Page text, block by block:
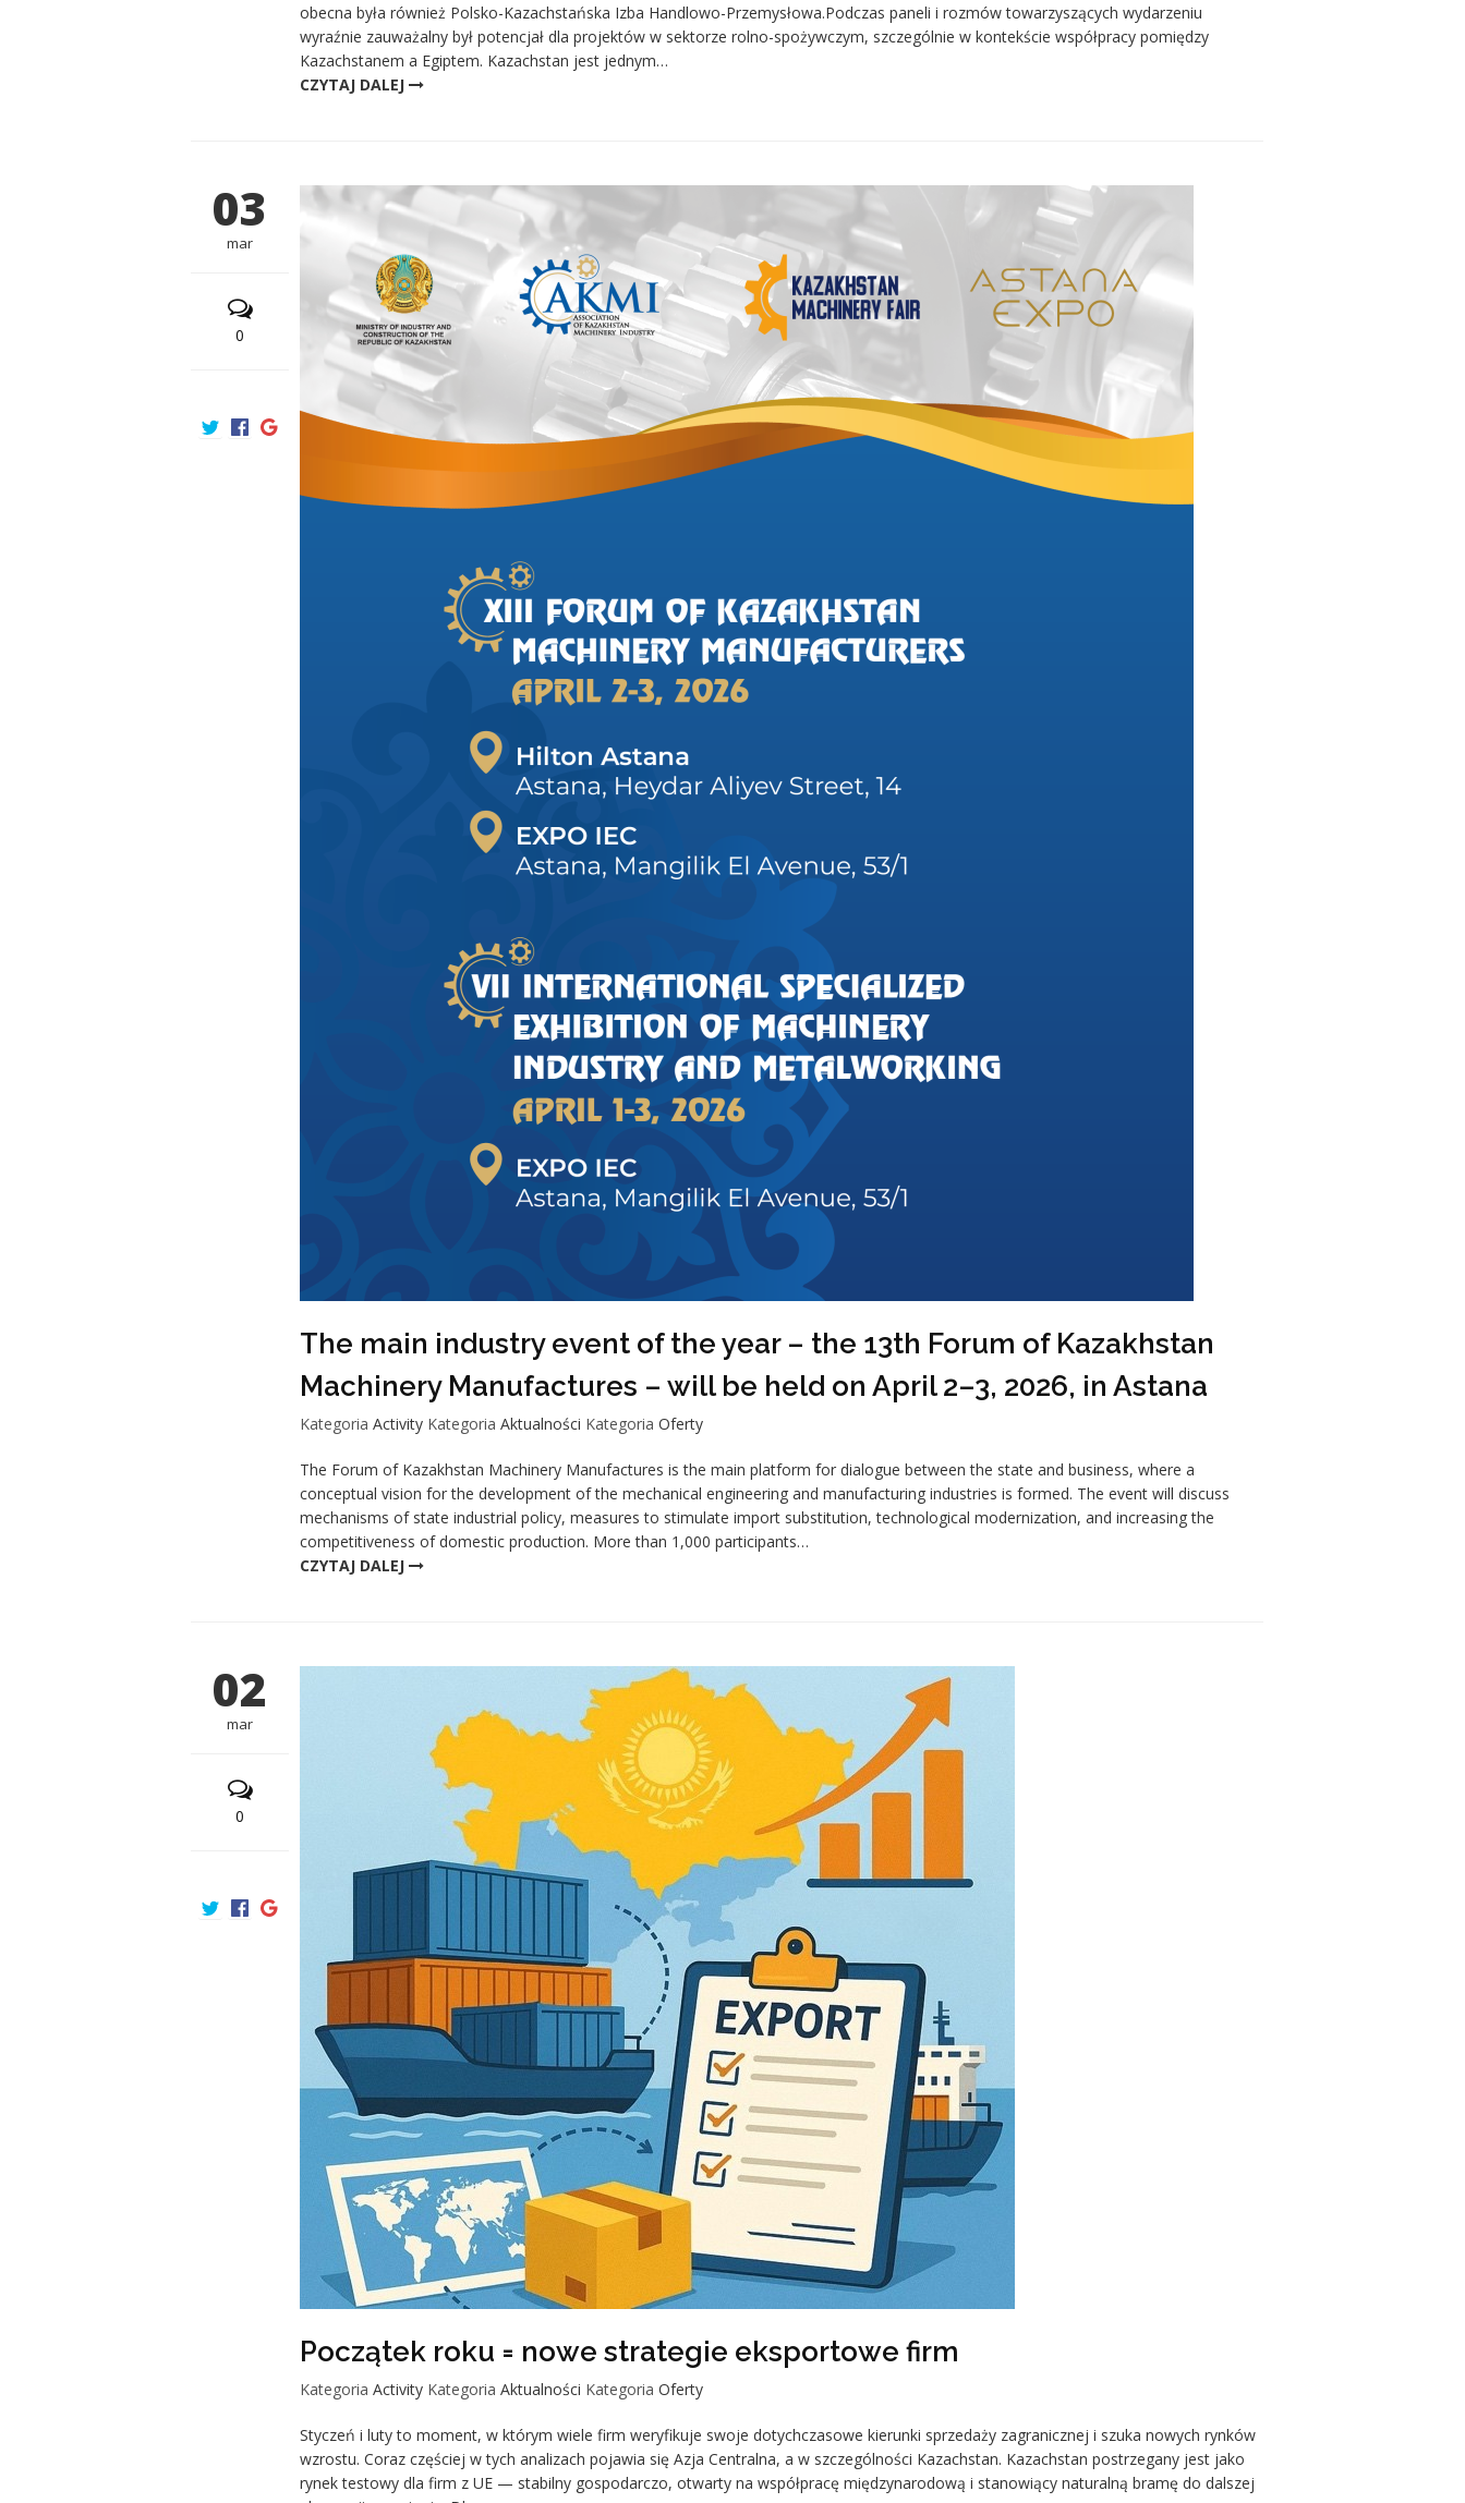
obecna była również Polsko-Kazachstańska Izba Handlowo-Przemysłowa.Podczas paneli i rozmów towarzyszących wydarzeniu
wyraźnie zauważalny był potencjał dla projektów w sektorze rolno-spożywczym, szczególnie w kontekście współpracy pomiędzy
Kazachstanem a Egiptem. Kazachstan jest jednym…
CZYTAJ DALEJ
The main industry event of the year – the 13th Forum of Kazakhstan
Machinery Manufactures – will be held on April 2–3, 2026, in Astana
Kategoria Activity Kategoria Aktualności Kategoria Oferty
The Forum of Kazakhstan Machinery Manufactures is the main platform for dialogue between the state and business, where a
conceptual vision for the development of the mechanical engineering and manufacturing industries is formed. The event will discuss
mechanisms of state industrial policy, measures to stimulate import substitution, technological modernization, and increasing the
competitiveness of domestic production. More than 1,000 participants…
CZYTAJ DALEJ
03
mar
0
Początek roku = nowe strategie eksportowe firm
Kategoria Activity Kategoria Aktualności Kategoria Oferty
Styczeń i luty to moment, w którym wiele firm weryfikuje swoje dotychczasowe kierunki sprzedaży zagranicznej i szuka nowych rynków
wzrostu. Coraz częściej w tych analizach pojawia się Azja Centralna, a w szczególności Kazachstan. Kazachstan postrzegany jest jako
rynek testowy dla firm z UE — stabilny gospodarczo, otwarty na współpracę międzynarodową i stanowiący naturalną bramę do dalszej
02
mar
0